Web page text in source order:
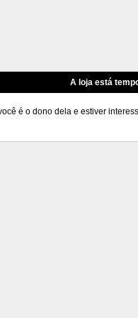
A loja está
é o dono dela e estiver